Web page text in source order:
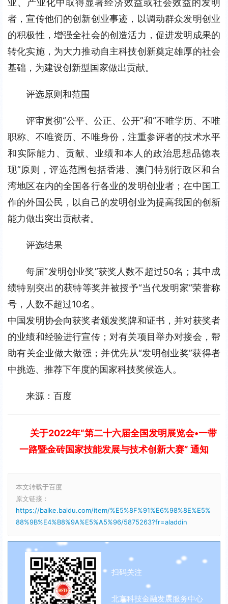
业、产业化中取得显著经济效益或社会效益的发明
者，宣传他们的创新创业事迹，以调动群众发明创业
的积极性，增强全社会的创造活力，促进发明成果的
转化实施，为大力推动自主科技创新奠定雄厚的社会
基础，为建设创新型国家做出贡献。
评选原则和范围
评审贯彻“公平、公正、公开”和“不唯学历、不唯
职称、不唯资历、不唯身份，注重参评者的技术水平
和实际能力、贡献、业绩和本人的政治思想品德表
现”原则，评选范围包括香港、澳门特别行政区和台
湾地区在内的全国各行各业的发明创业者；在中国工
作的外国公民，以自己的发明创业为提高我国的创新
能力做出突出贡献者。
评选结果
每届“发明创业奖”获奖人数不超过50名；其中成
绩特别突出的获特等奖并被授予“当代发明家”荣誉称
号，人数不超过10名。
中国发明协会向获奖者颁发奖牌和证书，并对获奖者
的业绩和经验进行宣传；对有关项目举办对接会，帮
助有关企业做大做强；并优先从“发明创业奖”获得者
中挑选、推荐下年度的国家科技奖候选人。
来源：百度
关于2022年“第二十六届全国发明展览会•一带
一路暨金砖国家技能发展与技术创新大赛” 通知
本文转载于百度
原文链接：
https://baike.baidu.com/item/%E5%8F%91%E6%98%8E%E5%
88%9B%E4%B8%9A%E5%A5%96/5875263?fr=aladdin
扫码关注
北京科技金融发展服务中心